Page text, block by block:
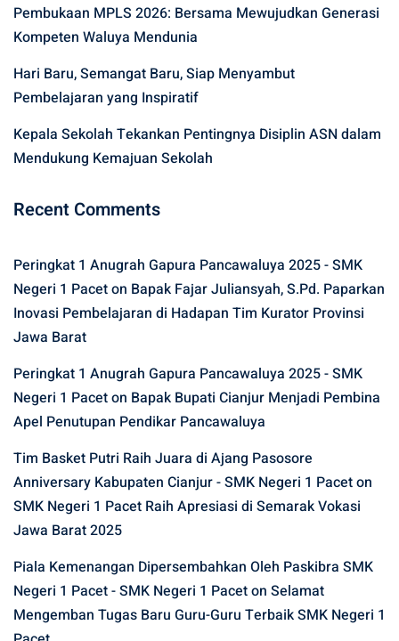
Pembukaan MPLS 2026: Bersama Mewujudkan Generasi
Kompeten Waluya Mendunia
Hari Baru, Semangat Baru, Siap Menyambut
Pembelajaran yang Inspiratif
Kepala Sekolah Tekankan Pentingnya Disiplin ASN dalam
Mendukung Kemajuan Sekolah
Recent Comments
Peringkat 1 Anugrah Gapura Pancawaluya 2025 - SMK
Negeri 1 Paceton Bapak Fajar Juliansyah, S.Pd. Paparkan
Inovasi Pembelajaran di Hadapan Tim Kurator Provinsi
Jawa Barat
Peringkat 1 Anugrah Gapura Pancawaluya 2025 - SMK
Negeri 1 Paceton Bapak Bupati Cianjur Menjadi Pembina
Apel Penutupan Pendikar Pancawaluya
Tim Basket Putri Raih Juara di Ajang Pasosore
Anniversary Kabupaten Cianjur - SMK Negeri 1 Paceton
SMK Negeri 1 Pacet Raih Apresiasi di Semarak Vokasi
Jawa Barat 2025
Piala Kemenangan Dipersembahkan Oleh Paskibra SMK
Negeri 1 Pacet - SMK Negeri 1 Paceton Selamat
Mengemban Tugas Baru Guru-Guru Terbaik SMK Negeri 1